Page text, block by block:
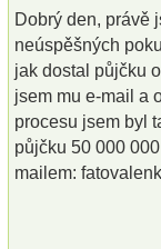
Dobrý den, právě
neúspěšných
jak dostal půjčku
jsem mu e-mail a
procesu jsem byl
půjčku 50 000
mailem: